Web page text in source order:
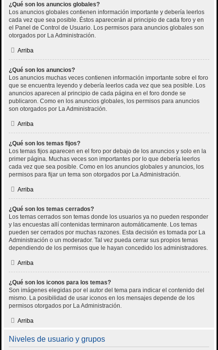
¿Qué son los anuncios globales?
Los anuncios globales contienen información importante y debería leerlos
cada vez que sea posible. Éstos aparecerán al principio de cada foro y en
el Panel de Control de Usuario. Los permisos para anuncios globales son
otorgados por La Administración.
Arriba
¿Qué son los anuncios?
Los anuncios muchas veces contienen información importante sobre el foro
que se encuentra leyendo y debería leerlos cada vez que sea posible. Los
anuncios aparecen al principio de cada página en el foro donde se
publicaron. Como en los anuncios globales, los permisos para anuncios
son otorgados por La Administración.
Arriba
¿Qué son los temas fijos?
Los temas fijos aparecen en el foro por debajo de los anuncios y solo en la
primer página. Muchas veces son importantes por lo que debería leerlos
cada vez que sea posible. Como en los anuncios globales y anuncios, los
permisos para fijar un tema son otorgados por La Administración.
Arriba
¿Qué son los temas cerrados?
Los temas cerrados son temas donde los usuarios ya no pueden responder
y las encuestas allí contenidas terminaron automáticamente. Los temas
pueden ser cerrados por muchas razones. Esta decisión es tomada por La
Administración o un moderador. Tal vez pueda cerrar sus propios temas
dependiendo de los permisos que le hayan concedido los administradores.
Arriba
¿Qué son los iconos para los temas?
Son imágenes elegidas por el autor del tema para indicar el contenido del
mismo. La posibilidad de usar iconos en los mensajes depende de los
permisos otorgados por La Administración.
Arriba
Niveles de usuario y grupos